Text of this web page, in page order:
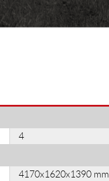
4
4170x1620x1390 mm